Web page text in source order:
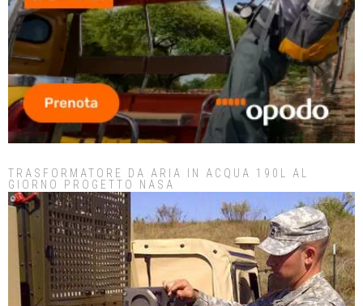
TRASFORMATORE DA ARIA IN ACQUA 190L AL
GIORNO PROGETTO NASA